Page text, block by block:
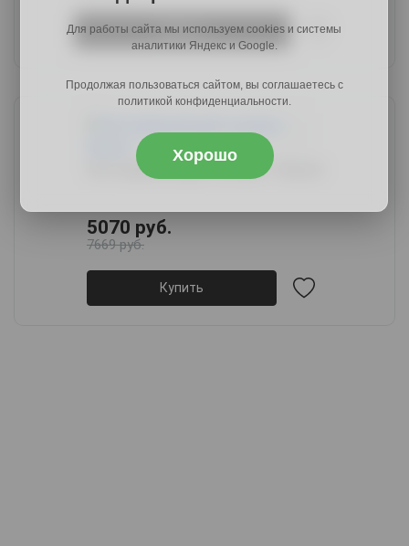
Купить
Б25 (правый) дуб сонома + белый
5070 руб.
7669 руб.
Купить
Для работы сайта мы используем cookies и системы
аналитики Яндекс и Google.
Продолжая пользоваться сайтом, вы соглашаетесь с
политикой конфиденциальности.
Хорошо